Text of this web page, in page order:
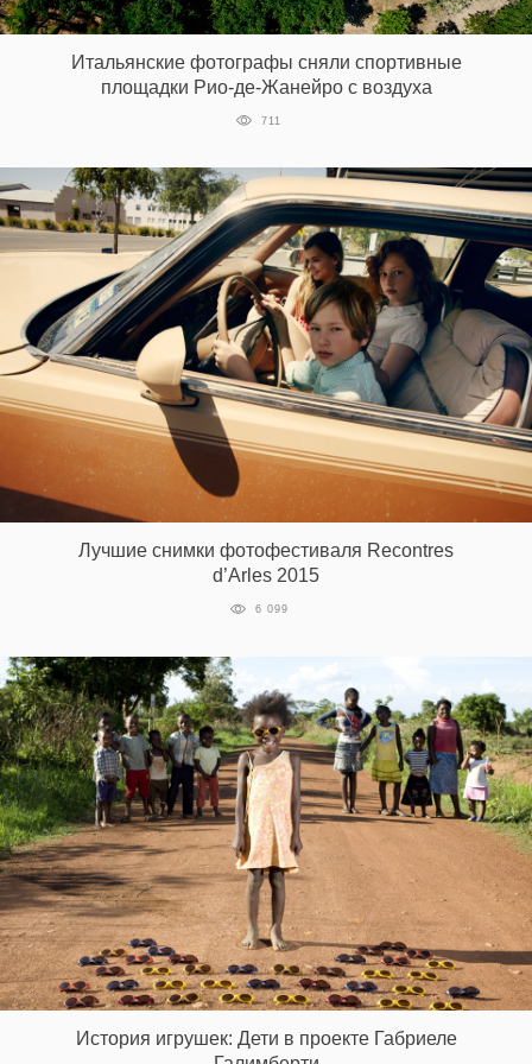
Итальянские фотографы сняли спортивные
площадки Рио-де-Жанейро с воздуха
711
Лучшие снимки фотофестиваля Recontres
d’Arles 2015
6 099
История игрушек: Дети в проекте Габриеле